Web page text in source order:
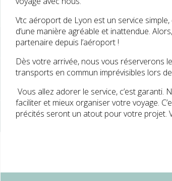
Vtc aéroport de Lyon est un service
d’une manière agréable et inattendue.
partenaire depuis l’aéroport !
Dès votre arrivée, nous vous réserverons
transports en commun imprévisibles lors
Vous allez adorer le service, c’est
faciliter et mieux organiser votre voyage.
précités seront un atout pour votre projet.